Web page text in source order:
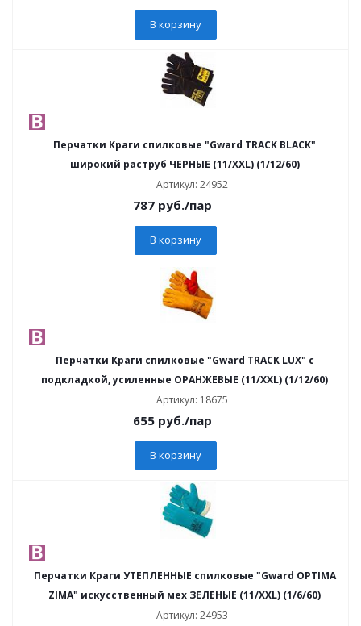
В корзину
Перчатки Краги спилковые "Gward TRACK BLACK"
широкий раструб ЧЕРНЫЕ (11/XXL) (1/12/60)
Артикул: 24952
787 руб./пар
В корзину
Перчатки Краги спилковые "Gward TRACK LUX" с
подкладкой, усиленные ОРАНЖЕВЫЕ (11/XXL) (1/12/60)
Артикул: 18675
655 руб./пар
В корзину
Перчатки Краги УТЕПЛЕННЫЕ спилковые "Gward OPTIMA
ZIMA" искусственный мех ЗЕЛЕНЫЕ (11/XXL) (1/6/60)
Артикул: 24953